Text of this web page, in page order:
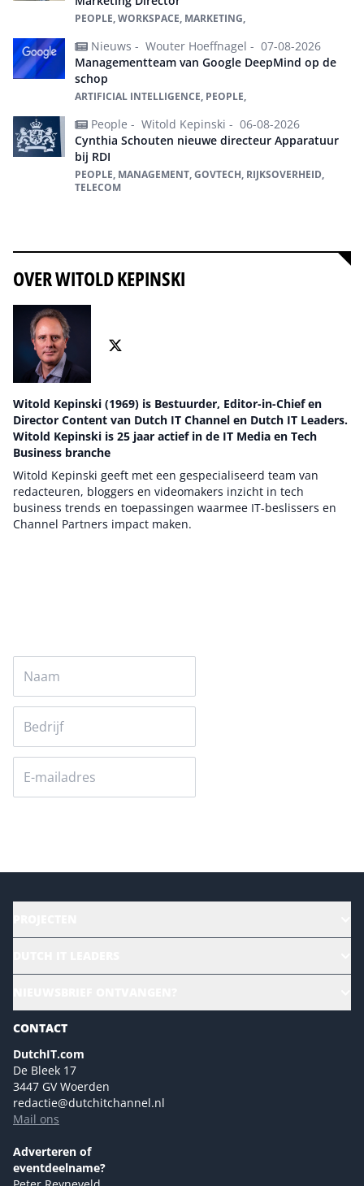
PEOPLE, WORKSPACE, MARKETING,
Nieuws - Wouter Hoeffnagel - 07-08-2026
Managementteam van Google DeepMind op de
schop
ARTIFICIAL INTELLIGENCE, PEOPLE,
People - Witold Kepinski - 06-08-2026
Cynthia Schouten nieuwe directeur Apparatuur
bij RDI
PEOPLE, MANAGEMENT, GOVTECH, RIJKSOVERHEID,
TELECOM
OVER WITOLD KEPINSKI
Witold Kepinski (1969) is Bestuurder, Editor-in-Chief en
Director Content van Dutch IT Channel en Dutch IT Leaders.
Witold Kepinski is 25 jaar actief in de IT Media en Tech
Business branche
Witold Kepinski geeft met een gespecialiseerd team van
redacteuren, bloggers en videomakers inzicht in tech
business trends en toepassingen waarmee IT-beslissers en
Channel Partners impact maken.
Sustainability | Green IT
Marketing- en contentmogelijkheden 2026
Events- en sponsormogelijkheden 2026
Ons team
Colofon
Tip de redactie
Versturen
CONTACT
DutchIT.com
De Bleek 17
3447 GV Woerden
redactie@dutchitchannel.nl
Mail ons
Adverteren of
eventdeelname?